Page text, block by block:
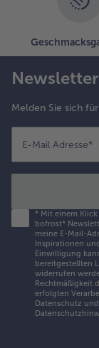
Newsletter
Melden Sie sich
E-Mail Adresse*
* Mit einem
bofrost*
meine E-Mail-
Inspirationen
Einwilligung
bereitgestellten
widerrufen
Rechtmäßigkeit
erfolgten
Datenschutz